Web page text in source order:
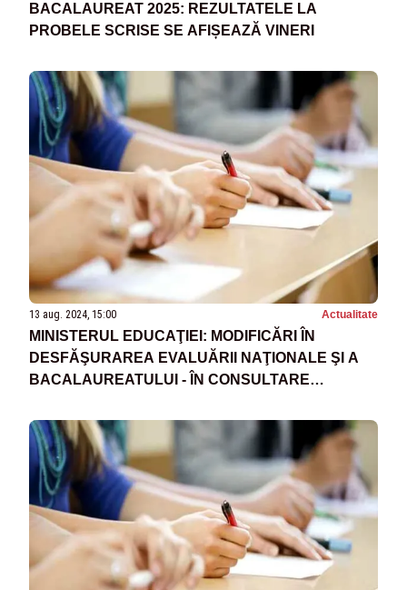
BACALAUREAT 2025: REZULTATELE LA
PROBELE SCRISE SE AFIȘEAZĂ VINERI
13 aug. 2024, 15:00 Actualitate
MINISTERUL EDUCAŢIEI: MODIFICĂRI ÎN
DESFĂŞURAREA EVALUĂRII NAŢIONALE ŞI A
BACALAUREATULUI - ÎN CONSULTARE